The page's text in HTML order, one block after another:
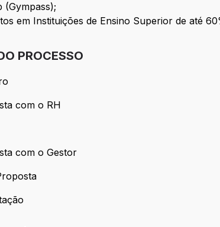
(Gympass);
em Instituições de Ensino Superior de até
PROCESSO
com o RH
com o RH
com o Gestor
com o Gestor
Proposta